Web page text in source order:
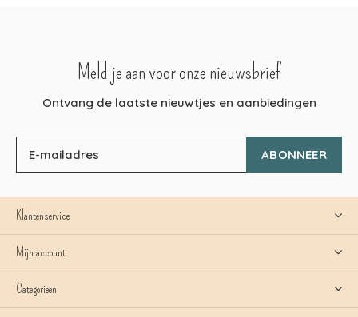
Meld je aan voor onze nieuwsbrief
Ontvang de laatste nieuwtjes en aanbiedingen
ABONNEER
Klantenservice
Mijn account
Categorieën